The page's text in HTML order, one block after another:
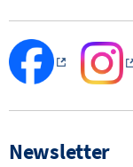
Newsletter